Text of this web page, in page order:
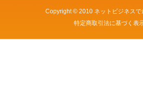
Copyright © 2010 ネットビジネス
特定商取引法に基づく表